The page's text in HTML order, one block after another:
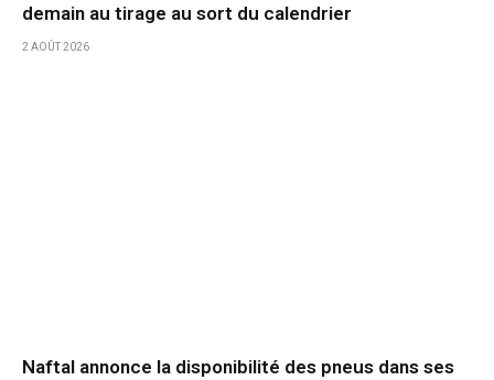
demain au tirage au sort du calendrier
2 AOÛT 2026
Naftal annonce la disponibilité des pneus dans ses